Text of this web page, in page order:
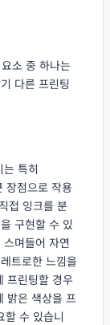
소 중 하나는
다른 프린팅
특히
점으로 작용
접 잉크를 분
구현할 수 있
며들어 자연
트로한 느낌을
프린팅할 경우
밝은 색상을 프
할 수 있습니